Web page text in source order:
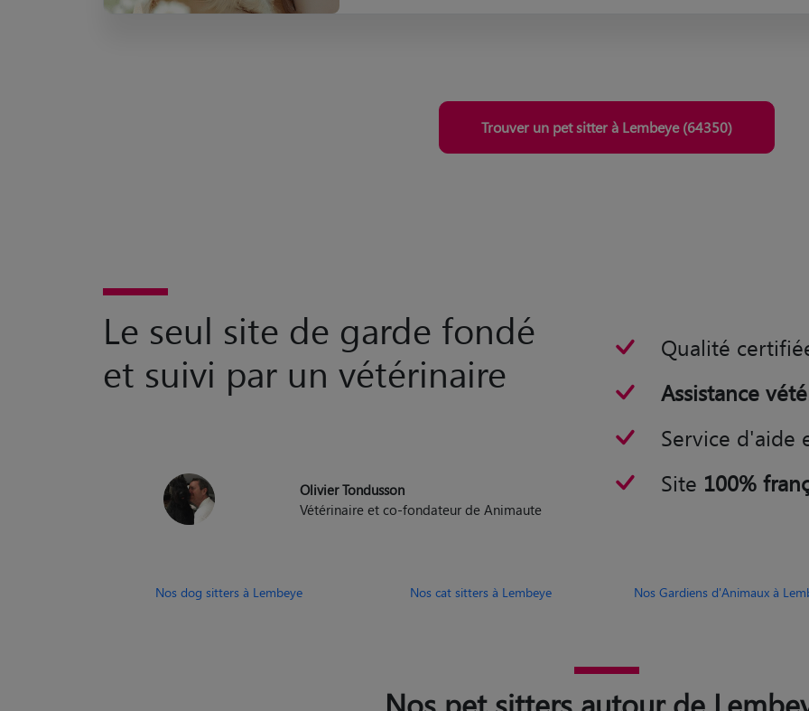
et suivi par un vétérinaire
Service d'aide
Site100%
Nos dog sitters à Lembeye Nos cat sitters à Lembeye
Pet sitter Billère Pet sitter Orthez